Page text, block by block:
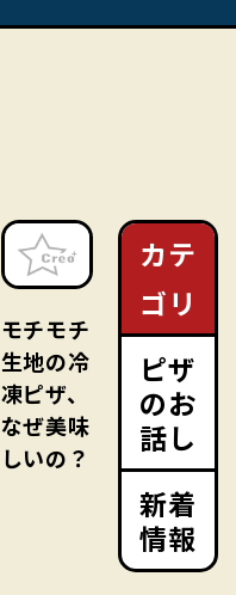
モチモチ
生地の冷
凍ピザ、
なぜ美味
しいの？
カテ
ゴリ
ピザ
のお
話し
新着
情報